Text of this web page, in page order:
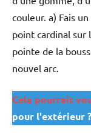
couleur. a) Fais
point cardinal sur
pointe de la
nouvel arc.
Cela pourrait
pour l'extérieur ?